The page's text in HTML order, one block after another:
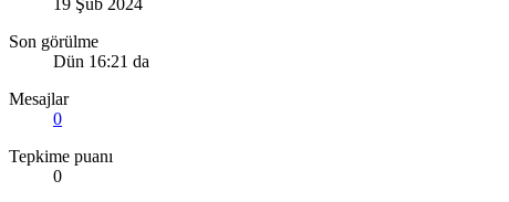
Son görülme
Dün 16:21 da
Mesajlar
0
Tepkime puanı
0